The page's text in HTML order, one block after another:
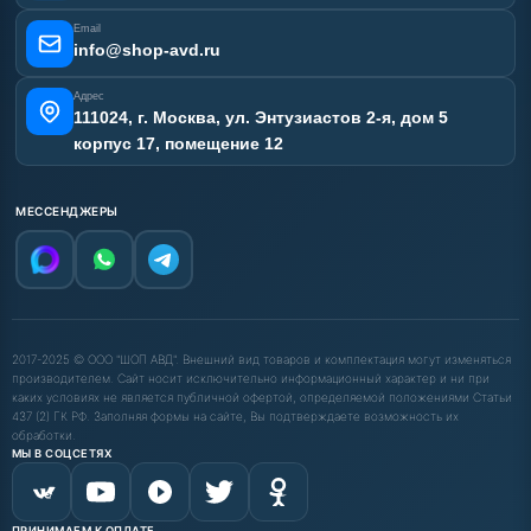
Карта сайта
Email
info@shop-avd.ru
Адрес
111024, г. Москва, ул. Энтузиастов 2-я, дом 5
корпус 17, помещение 12
МЕССЕНДЖЕРЫ
2017-2025 © ООО "ШОП АВД". Внешний вид товаров и комплектация могут изменяться
производителем. Сайт носит исключительно информационный характер и ни при
каких условиях не является публичной офертой, определяемой положениями Статьи
437 (2) ГК РФ. Заполняя формы на сайте, Вы подтверждаете возможность их
обработки.
МЫ В СОЦСЕТЯХ